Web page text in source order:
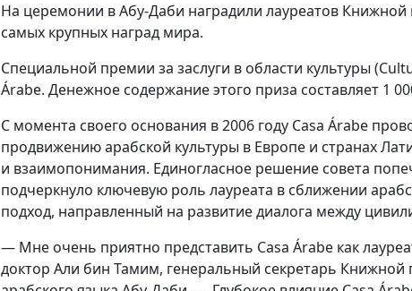
На церемонии в Абу-Даби наградили лауреатов
самых крупных наград мира.
Специальной премии за заслуги в области культуры
Árabe. Денежное содержание этого приза составляет 1
С момента своего основания в 2006 году Casa Árabe
продвижению арабской культуры в Европе и странах
и взаимопонимания. Единогласное решение совета
подчеркнуло ключевую роль лауреата в сближении
подход, направленный на развитие диалога между
— Мне очень приятно представить Casa Árabe как
доктор Али бин Тамим, генеральный секретарь